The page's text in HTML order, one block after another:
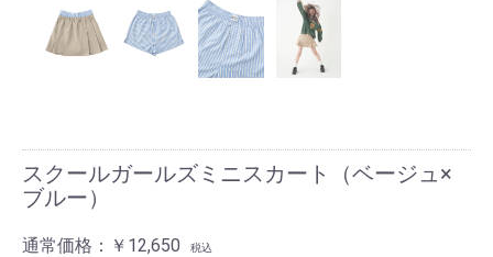
スクールガールズミニスカート（ベージュ×
ブルー）
通常価格： ￥12,650 税込